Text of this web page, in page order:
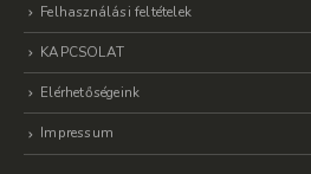
Felhasználási feltételek
KAPCSOLAT
Elérhetőségeink
Impressum